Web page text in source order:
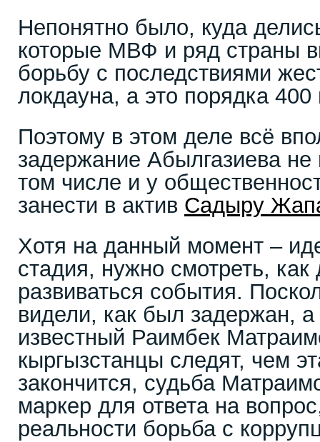
Непонятно было, куда
которые МВФ и ряд страны
борьбу с последствиями
локдауна, а это порядка
Поэтому в этом деле всё
задержание Абылгазиева
том числе и у
занести в актив Садыру
Хотя на данный момент –
стадия, нужно смотреть,
развиваться события.
видели, как был задержан,
известный Раимбек
кыргызстанцы следят, чем
закончится, судьба
маркер для ответа на
реальности борьба с